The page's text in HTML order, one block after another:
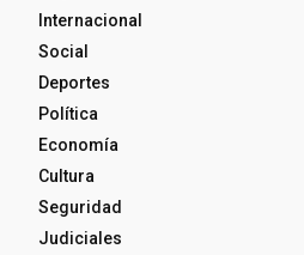
Internacional
Social
Deportes
Política
Economía
Cultura
Seguridad
Judiciales